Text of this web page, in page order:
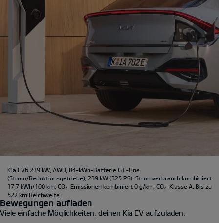
Kia EV6 239 kW, AWD, 84-kWh-Batterie GT-Line
(Strom/Reduktionsgetriebe); 239 kW (325 PS): Stromverbrauch kombiniert
17,7 kWh/100 km; CO₂-Emissionen kombiniert 0 g/km; CO₂-Klasse A. Bis zu
522 km Reichweite. ¹
Bewegungen aufladen
Viele einfache Möglichkeiten, deinen Kia EV aufzuladen.